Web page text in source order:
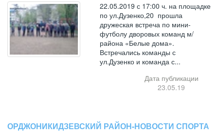
22.05.2019 с 17:00 ч. на площадке
по ул.Дузенко,20 прошла
дружеская встреча по мини-
футболу дворовых команд м/
района «Белые дома».
Встречались команды с
ул.Дузенко и команда с...
Дата публикации
23.05.19
ОРДЖОНИКИДЗЕВСКИЙ РАЙОН-НОВОСТИ СПОРТА